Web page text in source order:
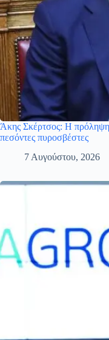
Άκης Σκέρτσος: Η πρόληψη
πεσόντες πυροσβέστες
7 Αυγούστου, 2026